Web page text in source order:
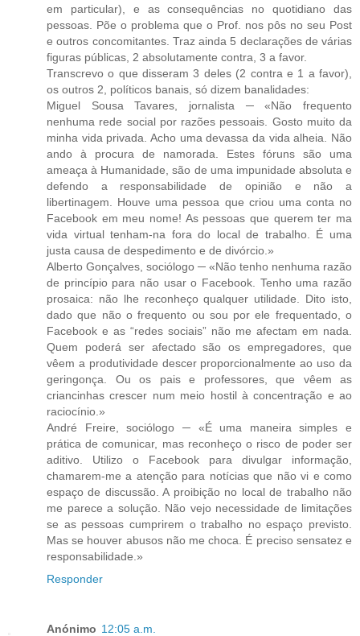
em particular), e as consequências no quotidiano das
pessoas. Põe o problema que o Prof. nos pôs no seu Post
e outros concomitantes. Traz ainda 5 declarações de várias
figuras públicas, 2 absolutamente contra, 3 a favor.
Transcrevo o que disseram 3 deles (2 contra e 1 a favor),
os outros 2, políticos banais, só dizem banalidades:
Miguel Sousa Tavares, jornalista ─ «Não frequento
nenhuma rede social por razões pessoais. Gosto muito da
minha vida privada. Acho uma devassa da vida alheia. Não
ando à procura de namorada. Estes fóruns são uma
ameaça à Humanidade, são de uma impunidade absoluta e
defendo a responsabilidade de opinião e não a
libertinagem. Houve uma pessoa que criou uma conta no
Facebook em meu nome! As pessoas que querem ter ma
vida virtual tenham-na fora do local de trabalho. É uma
justa causa de despedimento e de divórcio.»
Alberto Gonçalves, sociólogo ─ «Não tenho nenhuma razão
de princípio para não usar o Facebook. Tenho uma razão
prosaica: não lhe reconheço qualquer utilidade. Dito isto,
dado que não o frequento ou sou por ele frequentado, o
Facebook e as “redes sociais” não me afectam em nada.
Quem poderá ser afectado são os empregadores, que
vêem a produtividade descer proporcionalmente ao uso da
geringonça. Ou os pais e professores, que vêem as
criancinhas crescer num meio hostil à concentração e ao
raciocínio.»
André Freire, sociólogo ─ «É uma maneira simples e
prática de comunicar, mas reconheço o risco de poder ser
aditivo. Utilizo o Facebook para divulgar informação,
chamarem-me a atenção para notícias que não vi e como
espaço de discussão. A proibição no local de trabalho não
me parece a solução. Não vejo necessidade de limitações
se as pessoas cumprirem o trabalho no espaço previsto.
Mas se houver abusos não me choca. É preciso sensatez e
responsabilidade.»
Responder
Anónimo 12:05 a.m.